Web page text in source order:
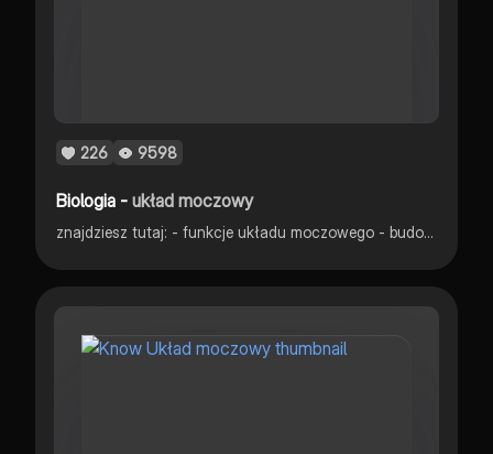
226 9598
Biologia -układ moczowy
znajdziesz tutaj: - funkcje układu moczowego - budowę układu moczowego - sposoby wydalania - cykl mocznikowy - budowa nerki - powstawanie moczu - choroby układu moczowego